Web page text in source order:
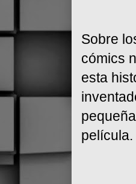
Sobre
cómics
esta
película.